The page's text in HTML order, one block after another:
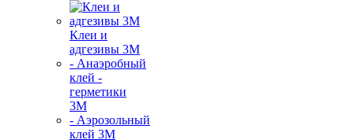
Клеи и
адгезивы 3М
- Анаэробный
клей -
герметики
3М
- Аэрозольный
клей 3М